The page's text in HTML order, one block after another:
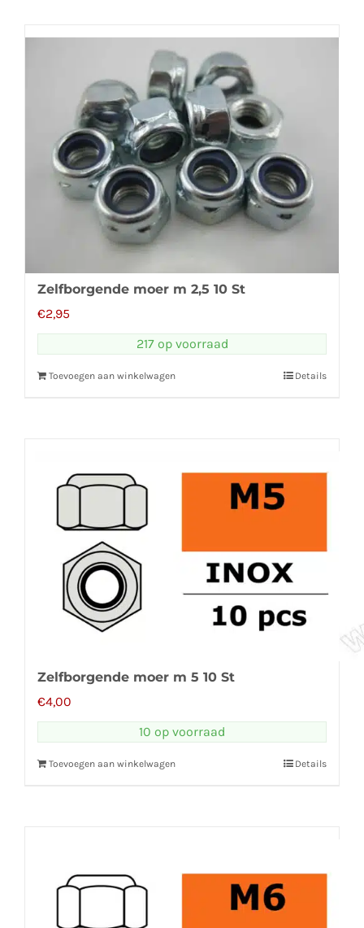
Zelfborgende moer m 2,5 10 St
€2,95
217 op voorraad
Toevoegen aan winkelwagen Details
Zelfborgende moer m 5 10 St
€4,00
10 op voorraad
Toevoegen aan winkelwagen Details